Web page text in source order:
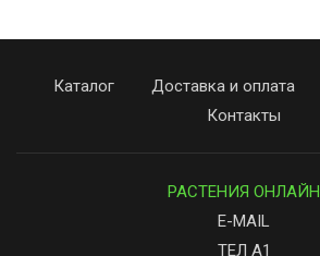
Каталог Доставка и оплата
Контакты
РАСТЕНИЯ ОНЛАЙН
E-MAIL
ТЕЛ А1